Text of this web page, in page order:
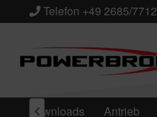
Telefon +49 2685/7712
ABE Downloads Antrieb
